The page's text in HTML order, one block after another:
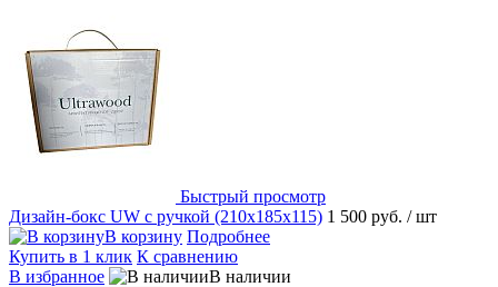
Быстрый просмотр
Дизайн-бокс UW с ручкой (210х185х115) 1 500 руб. / шт
В корзину Подробнее
Купить в 1 клик К сравнению
В избранное
В наличии